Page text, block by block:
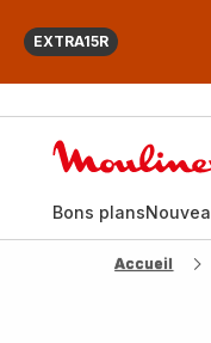
EXTRA15R
Bons plans
Accueil